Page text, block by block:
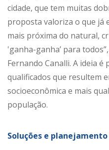
cidade, que tem muitas
proposta valoriza o que já
mais próxima do natural,
'ganha-ganha’ para
Fernando Canalli. A ideia
qualificados que resultem
socioeconômica e mais
população.
Soluções e planejamento